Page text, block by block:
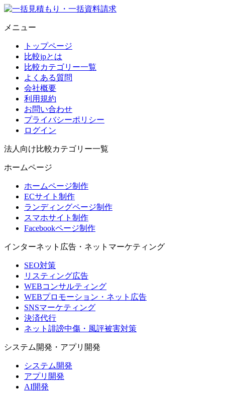
メニュー
トップページ
比較jpとは
比較カテゴリー一覧
よくある質問
会社概要
利用規約
お問い合わせ
プライバシーポリシー
ログイン
法人向け比較カテゴリー一覧
ホームページ
ホームページ制作
ECサイト制作
ランディングページ制作
スマホサイト制作
Facebookページ制作
インターネット広告・ネットマーケティング
SEO対策
リスティング広告
WEBコンサルティング
WEBプロモーション・ネット広告
SNSマーケティング
決済代行
ネット誹謗中傷・風評被害対策
システム開発・アプリ開発
システム開発
アプリ開発
AI開発